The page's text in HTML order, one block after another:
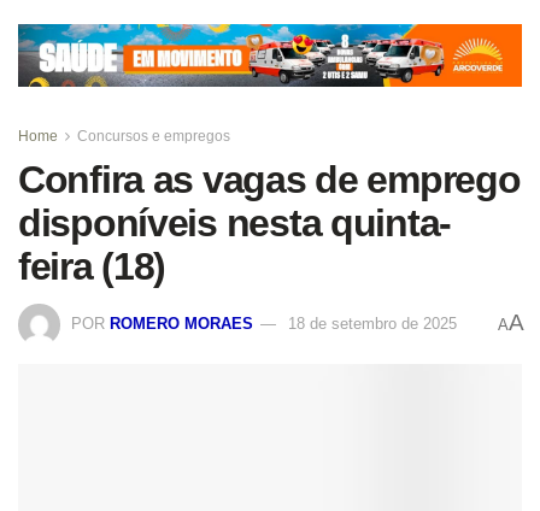
Home Concursos e empregos
Confira as vagas de emprego
disponíveis nesta quinta-
feira (18)
POR ROMERO MORAES 18 de setembro de 2025 AA